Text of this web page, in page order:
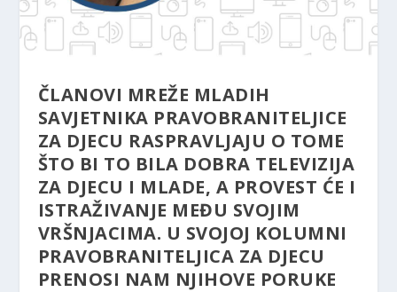
ČLANOVI MREŽE MLADIH
SAVJETNIKA PRAVOBRANITELJICE
ZA DJECU RASPRAVLJAJU O TOME
ŠTO BI TO BILA DOBRA TELEVIZIJA
ZA DJECU I MLADE, A PROVEST ĆE I
ISTRAŽIVANJE MEĐU SVOJIM
VRŠNJACIMA. U SVOJOJ KOLUMNI
PRAVOBRANITELJICA ZA DJECU
PRENOSI NAM NJIHOVE PORUKE